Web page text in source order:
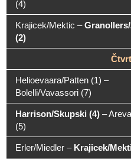
(4)
Krajicek/Mektic –
(2)
Helioevaara/Patten (1) –
Bolelli/Vavassori (7)
Harrison/Skupski (4) –
(5)
Erler/Miedler – Krajicek/